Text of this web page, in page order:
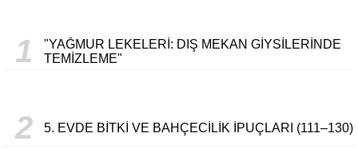
1
"YAĞMUR LEKELERI: DIŞ MEKAN GIYSILERINDE
TEMIZLEME"
2 5. EVDE BITKI VE BAHÇECILIK İPUÇLARI (111–130)